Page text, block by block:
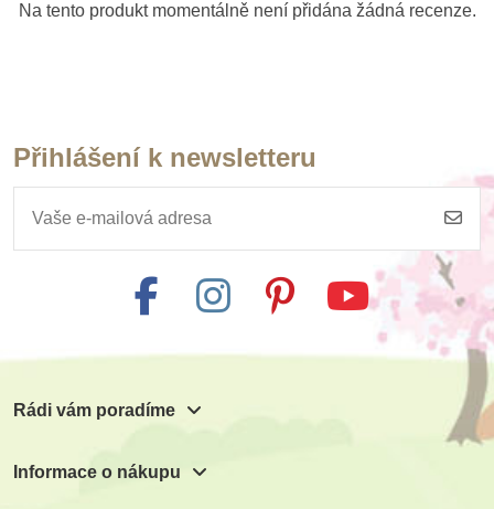
Skladem
Detoa Navlékání
Na tento produkt momentálně není přidána žádná recenze.
Přihlášení k newsletteru
Rádi vám poradíme
Informace o nákupu